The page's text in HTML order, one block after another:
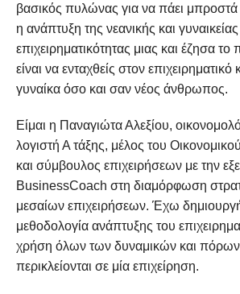
βασικός πυλώνας για να πάει μπροστά
η ανάπτυξη της νεανικής και γυναικείας
επιχειρηματικότητας μιας και έζησα
είναι να ενταχθείς στον
γυναίκα όσο και σαν νέος άνθρωπος.
Είμαι η Παναγιώτα Αλεξίου,
λογιστή Α τάξης, μέλος του
και σύμβουλος επιχειρήσεων με την
BusinessCoach στη διαμόρφωση
μεσαίων επιχειρήσεων. Έχω
μεθοδολογία ανάπτυξης του
χρήση όλων των δυναμικών και
περικλείονται σε μία επιχείρηση.